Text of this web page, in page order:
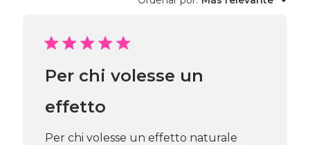
Per chi volesse un
effetto
Per chi volesse un effetto naturale